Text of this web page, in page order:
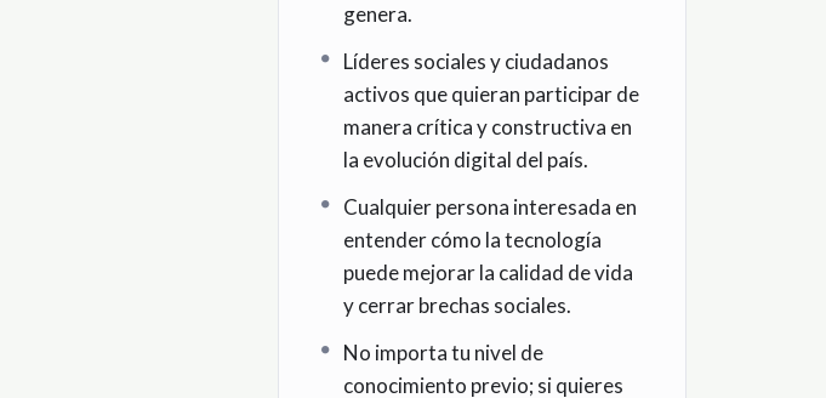
genera.
Líderes sociales y ciudadanos
activos que quieran participar de
manera crítica y constructiva en
la evolución digital del país.
Cualquier persona interesada en
entender cómo la tecnología
puede mejorar la calidad de vida
y cerrar brechas sociales.
No importa tu nivel de
conocimiento previo; si quieres